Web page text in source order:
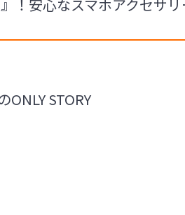
！安心なスマホアクセサ
STORY